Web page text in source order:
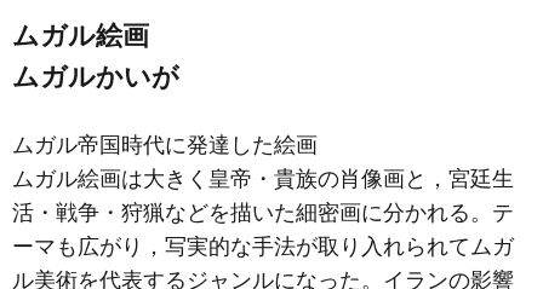
ムガル絵画
ムガルかいが
ムガル帝国時代に発達した絵画
ムガル絵画は大きく皇帝・貴族の肖像画と，宮廷生
活・戦争・狩猟などを描いた細密画に分かれる。テ
ーマも広がり，写実的な手法が取り入れられてムガ
ル美術を代表するジャンルになった。イランの影響